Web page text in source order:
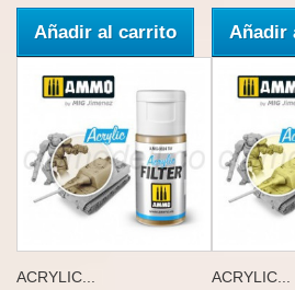
Añadir al carrito Añadir
ACRYLIC... ACRYLIC...